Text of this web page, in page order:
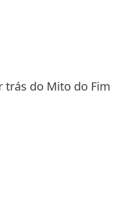
trás do Mito do Fim